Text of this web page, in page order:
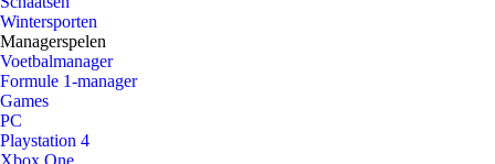
Wintersporten
Managerspelen
Voetbalmanager
Formule 1-manager
Games
PC
Playstation 4
Xbox One